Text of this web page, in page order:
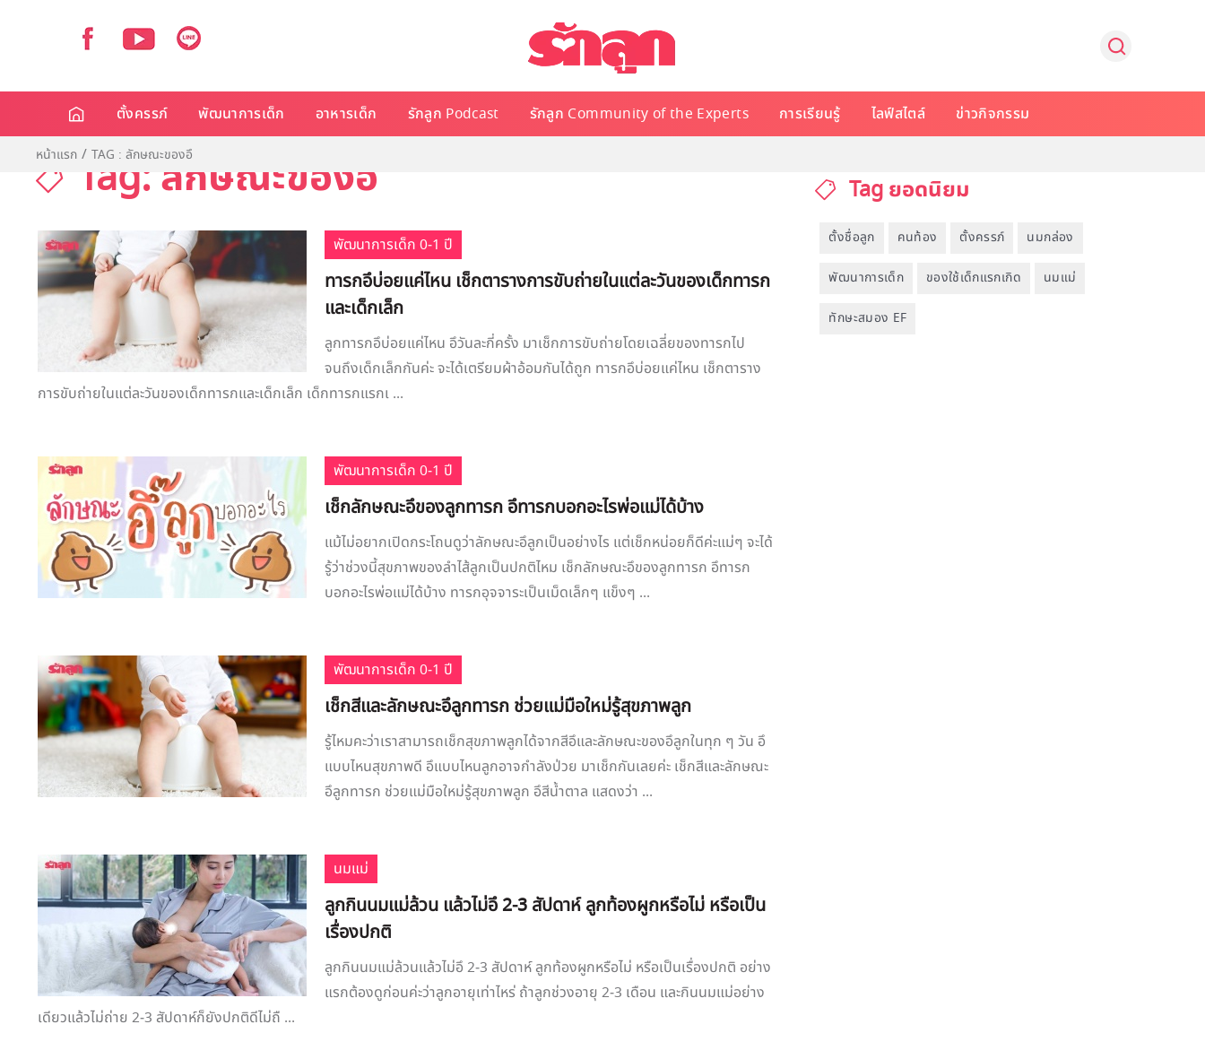
ตั้งครรภ์ พัฒนาการเด็ก อาหารเด็ก รักลูก Podcast รักลูก Community of the Experts การเรียนรู้ ไลฟ์สไตล์ ข่าวกิจกรรม
หน้าแรก TAG : ลักษณะของอึ
Tag: ลักษณะของอึ
พัฒนาการเด็ก 0-1 ปี
ทารกอึบ่อยแค่ไหน เช็กตารางการขับถ่ายในแต่ละวันของเด็กทารก
และเด็กเล็ก
ลูกทารกอึบ่อยแค่ไหน อึวันละกี่ครั้ง มาเช็กการขับถ่ายโดยเฉลี่ยของทารกไป
จนถึงเด็กเล็กกันค่ะ จะได้เตรียมผ้าอ้อมกันได้ถูก ทารกอึบ่อยแค่ไหน เช็กตาราง
การขับถ่ายในแต่ละวันของเด็กทารกและเด็กเล็ก เด็กทารกแรกเ ...
พัฒนาการเด็ก 0-1 ปี
เช็กลักษณะอึของลูกทารก อึทารกบอกอะไรพ่อแม่ได้บ้าง
แม้ไม่อยากเปิดกระโถนดูว่าลักษณะอึลูกเป็นอย่างไร แต่เช็กหน่อยก็ดีค่ะแม่ๆ จะได้
รู้ว่าช่วงนี้สุขภาพของลำไส้ลูกเป็นปกติไหม เช็กลักษณะอึของลูกทารก อึทารก
บอกอะไรพ่อแม่ได้บ้าง ทารกอุจจาระเป็นเม็ดเล็กๆ แข็งๆ ...
พัฒนาการเด็ก 0-1 ปี
เช็กสีและลักษณะอึลูกทารก ช่วยแม่มือใหม่รู้สุขภาพลูก
รู้ไหมคะว่าเราสามารถเช็กสุขภาพลูกได้จากสีอึและลักษณะของอึลูกในทุก ๆ วัน อึ
แบบไหนสุขภาพดี อึแบบไหนลูกอาจกำลังป่วย มาเช็กกันเลยค่ะ เช็กสีและลักษณะ
อึลูกทารก ช่วยแม่มือใหม่รู้สุขภาพลูก อึสีน้ำตาล แสดงว่า ...
นมแม่
ลูกกินนมแม่ล้วน แล้วไม่อึ 2-3 สัปดาห์ ลูกท้องผูกหรือไม่ หรือเป็น
เรื่องปกติ
ลูกกินนมแม่ล้วนแล้วไม่อึ 2-3 สัปดาห์ ลูกท้องผูกหรือไม่ หรือเป็นเรื่องปกติ อย่าง
แรกต้องดูก่อนค่ะว่าลูกอายุเท่าไหร่ ถ้าลูกช่วงอายุ 2-3 เดือน และกินนมแม่อย่าง
เดียวแล้วไม่ถ่าย 2-3 สัปดาห์ก็ยังปกติดีไม่ถื ...
Tag ยอดนิยม
ตั้งชื่อลูก คนท้อง ตั้งครรภ์ นมกล่อง
พัฒนาการเด็ก ของใช้เด็กแรกเกิด นมแม่
ทักษะสมอง EF